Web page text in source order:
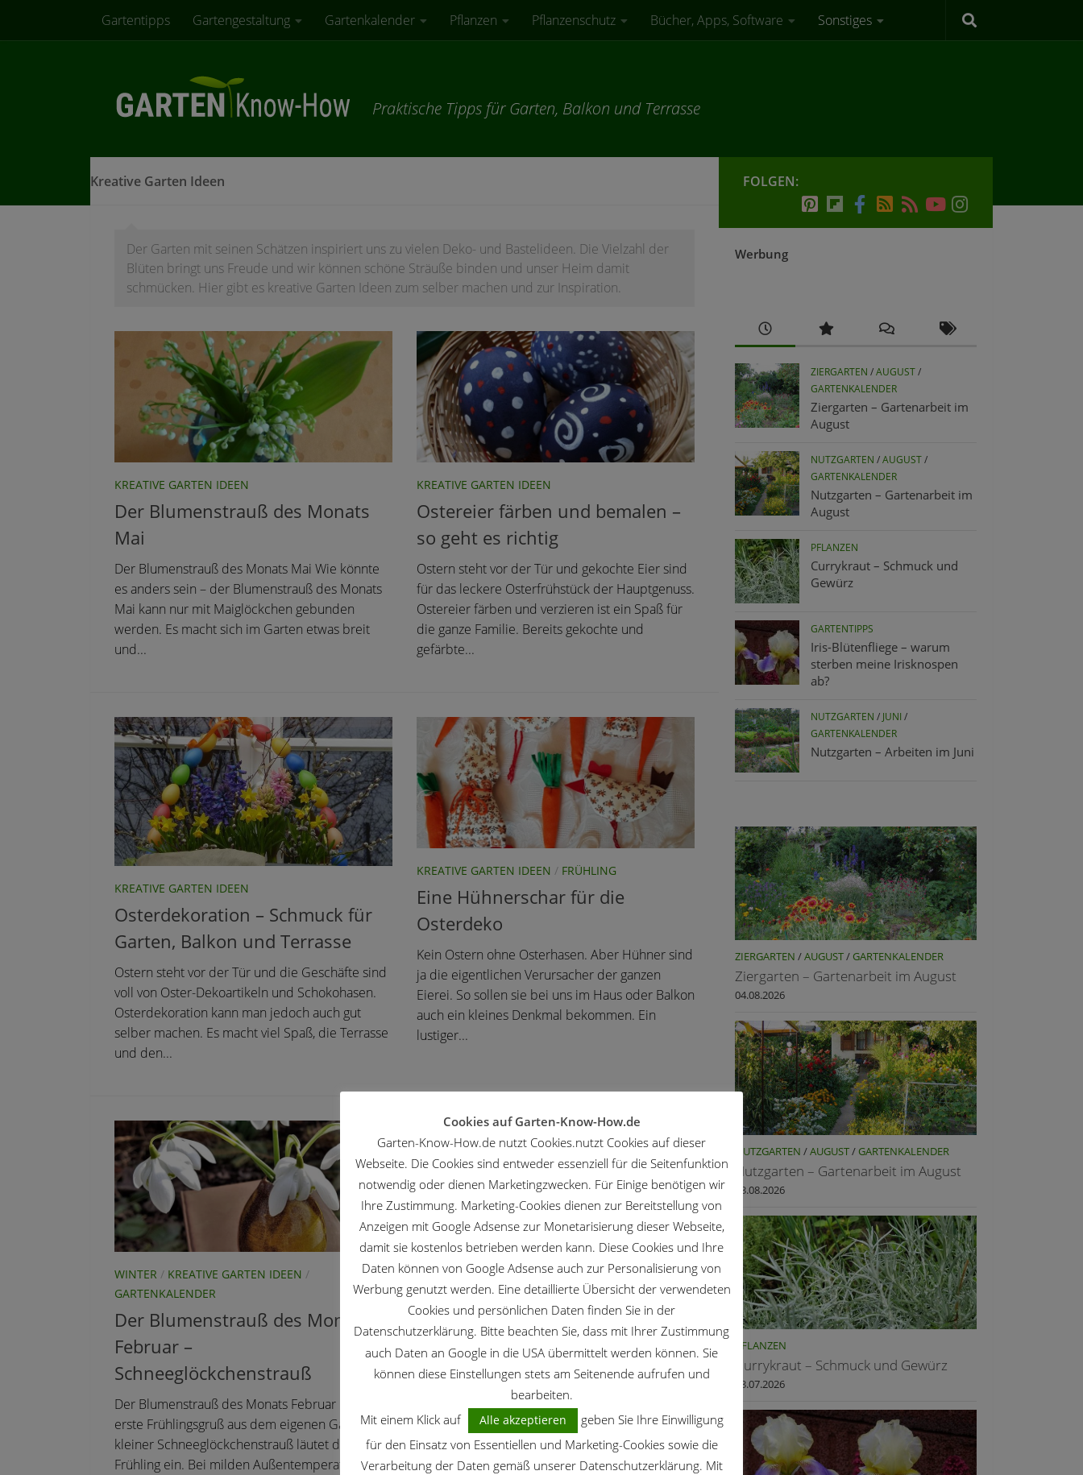
Zum Inhalt springen
Gartentipps Gartengestaltung Gartenkalender Pflanzen Pflanzenschutz Bücher, Apps, Software Sonstiges
Praktische Tipps für Garten, Balkon und Terrasse
Kreative Garten Ideen
Der Garten mit seinen Schätzen inspiriert uns zu vielen Deko- und Bastelideen. Die Vielzahl der
Blüten bringt uns Freude und wir können schöne Sträuße binden und unser Heim damit
schmücken. Hier gibt es kreative Garten Ideen zum selber machen und zur Inspiration.
KREATIVE GARTEN IDEEN
Der Blumenstrauß des Monats
Mai
Der Blumenstrauß des Monats Mai Wie könnte
es anders sein – der Blumenstrauß des Monats
Mai kann nur mit Maiglöckchen gebunden
werden. Es macht sich im Garten etwas breit
und...
KREATIVE GARTEN IDEEN
Ostereier färben und bemalen –
so geht es richtig
Ostern steht vor der Tür und gekochte Eier sind
für das leckere Osterfrühstück der Hauptgenuss.
Ostereier färben und verzieren ist ein Spaß für
die ganze Familie. Bereits gekochte und
gefärbte...
KREATIVE GARTEN IDEEN
Osterdekoration – Schmuck für
Garten, Balkon und Terrasse
Ostern steht vor der Tür und die Geschäfte sind
voll von Oster-Dekoartikeln und Schokohasen.
Osterdekoration kann man jedoch auch gut
selber machen. Es macht viel Spaß, die Terrasse
und den...
KREATIVE GARTEN IDEEN / FRÜHLING
Eine Hühnerschar für die
Osterdeko
Kein Ostern ohne Osterhasen. Aber Hühner sind
ja die eigentlichen Verursacher der ganzen
Eierei. So sollen sie bei uns im Haus oder Balkon
auch ein kleines Denkmal bekommen. Ein
lustiger...
WINTER / KREATIVE GARTEN IDEEN /
GARTENKALENDER
Der Blumenstrauß des Monats
Februar –
Schneeglöckchenstrauß
Der Blumenstrauß des Monats Februar ist der
erste Frühlingsgruß aus dem eigenen Garten. Ein
kleiner Schneeglöckchenstrauß läutet den
Frühling ein. Bei milden Außentemperaturen
KREATIVE GARTEN IDEEN
Ritterstern als
Weihnachtsschmuck
Jedes Jahr zur Weihnachtszeit taucht er auf in
den Geschäften: ein Ritterstern (Hippeastrum
vittatum) als Weihnachtsschmuck. Die
Zwiebelpflanze bringt zur Weihnachtszeit mit
ihren schönen großen roten Blüten Freude ins
Haus....
FOLGEN:
Werbung
ZIERGARTEN /AUGUST/
GARTENKALENDER
Ziergarten – Gartenarbeit im
August
NUTZGARTEN /AUGUST/
GARTENKALENDER
Nutzgarten – Gartenarbeit im
August
PFLANZEN
Currykraut – Schmuck und
Gewürz
GARTENTIPPS
Iris-Blütenfliege – warum
sterben meine Irisknospen
ab?
NUTZGARTEN / JUNI /
GARTENKALENDER
Nutzgarten – Arbeiten im Juni
ZIERGARTEN /AUGUST/ GARTENKALENDER
Ziergarten – Gartenarbeit im August
04.08.2026
NUTZGARTEN /AUGUST/ GARTENKALENDER
Nutzgarten – Gartenarbeit im August
03.08.2026
PFLANZEN
Currykraut – Schmuck und Gewürz
23.07.2026
Cookies auf Garten-Know-How.de
Garten-Know-How.de nutzt Cookies.nutzt Cookies auf dieser
Webseite. Die Cookies sind entweder essenziell für die Seitenfunktion
notwendig oder dienen Marketingzwecken. Für Einige benötigen wir
Ihre Zustimmung. Marketing-Cookies dienen zur Bereitstellung von
Anzeigen mit Google Adsense zur Monetarisierung dieser Webseite,
damit sie kostenlos betrieben werden kann. Diese Cookies und Ihre
Daten können von Google Adsense auch zur Personalisierung von
Werbung genutzt werden. Eine detaillierte Übersicht der verwendeten
Cookies und persönlichen Daten finden Sie in der
Datenschutzerklärung. Bitte beachten Sie, dass mit Ihrer Zustimmung
auch Daten an Google in die USA übermittelt werden können. Sie
können diese Einstellungen stets am Seitenende aufrufen und
bearbeiten.
Mit einem Klick auf
Alle akzeptieren
geben Sie Ihre Einwilligung
für den Einsatz von Essentiellen und Marketing-Cookies sowie die
Verarbeitung der Daten gemäß unserer Datenschutzerklärung. Mit